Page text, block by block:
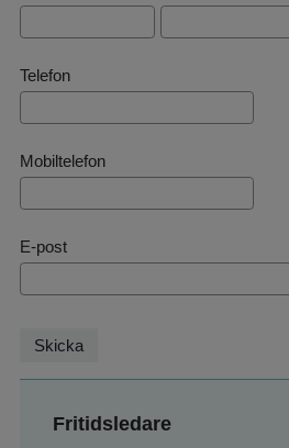
Telefon
Mobiltelefon
E-post
Fritidsledare